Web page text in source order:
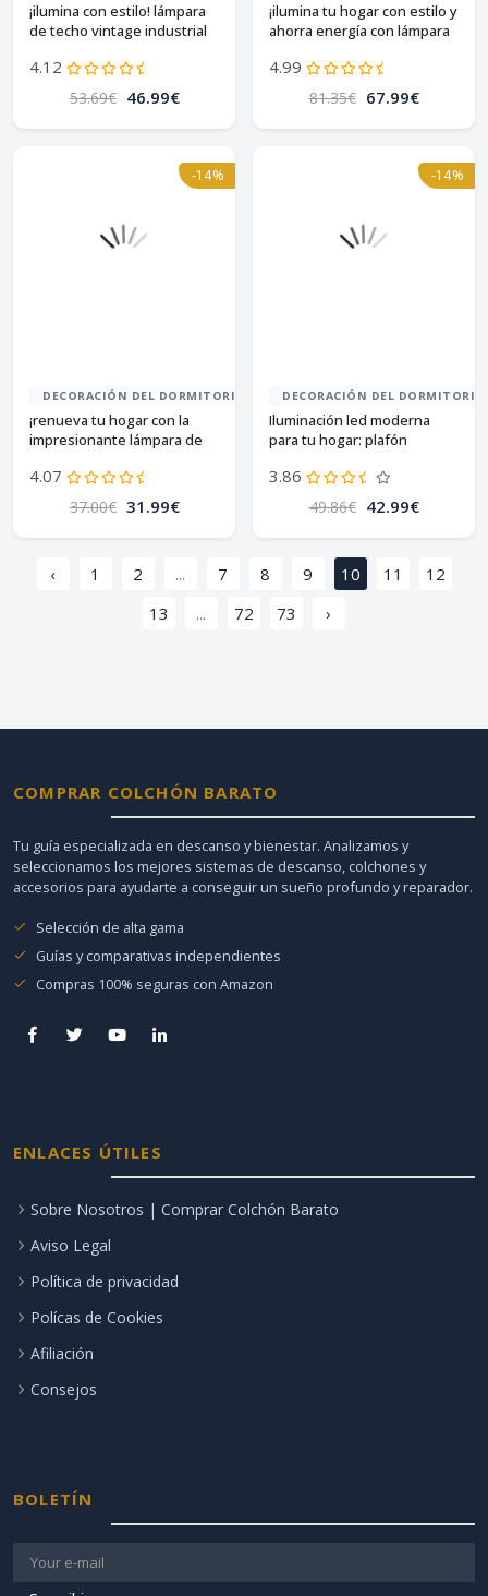
¡ilumina con estilo! lámpara
de techo vintage industrial
4.12
53.69€ 46.99€
¡ilumina tu hogar con estilo y
ahorra energía con lámpara
4.99
81.35€ 67.99€
-14%
DECORACIÓN DEL DORMITORIO
¡renueva tu hogar con la
impresionante lámpara de
4.07
37.00€ 31.99€
-14%
DECORACIÓN DEL DORMITORIO
Iluminación led moderna
para tu hogar: plafón
3.86
49.86€ 42.99€
‹ 1 2 ... 7 8 9 10 11
12
13
... 72 73 ›
COMPRAR COLCHÓN BARATO
Tu guía especializada en descanso y bienestar. Analizamos y
seleccionamos los mejores sistemas de descanso, colchones y
accesorios para ayudarte a conseguir un sueño profundo y reparador.
Selección de alta gama
Guías y comparativas independientes
Compras 100% seguras con Amazon
ENLACES ÚTILES
Sobre Nosotros | Comprar Colchón Barato
Aviso Legal
Política de privacidad
Polícas de Cookies
Afiliación
Consejos
BOLETÍN